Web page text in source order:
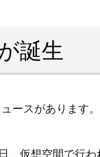
誕生
ースがあります。
、仮想空間で行